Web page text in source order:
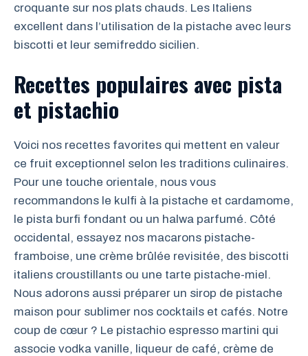
croquante sur nos plats chauds. Les Italiens
excellent dans l’utilisation de la pistache avec leurs
biscotti et leur semifreddo sicilien.
Recettes populaires avec pista
et pistachio
Voici nos recettes favorites qui mettent en valeur
ce fruit exceptionnel selon les traditions culinaires.
Pour une touche orientale, nous vous
recommandons le kulfi à la pistache et cardamome,
le pista burfi fondant ou un halwa parfumé. Côté
occidental, essayez nos macarons pistache-
framboise, une crème brûlée revisitée, des biscotti
italiens croustillants ou une tarte pistache-miel.
Nous adorons aussi préparer un sirop de pistache
maison pour sublimer nos cocktails et cafés. Notre
coup de cœur ? Le pistachio espresso martini qui
associe vodka vanille, liqueur de café, crème de